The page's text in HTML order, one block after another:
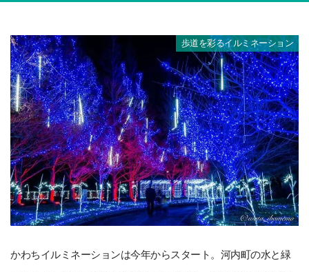
歩道を彩るイルミネーション
かわちイルミネーションは今年からスタート。河内町の水と緑